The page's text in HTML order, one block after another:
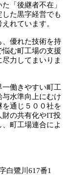
「後継者不在」
た黒字経営でも
れています。
、優れた技術を持
む町工場の支援
力してまいりま
一働きやすい町工
水準向上にむけ
通じ５００社を
財の共有化やIT投
町工場連合によ
白鷺川617番1